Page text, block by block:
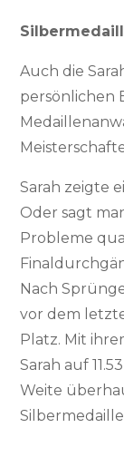
Auch die
persönlichen
Sarah zeigte
Oder sagt
Probleme
Nach
vor dem
Platz. Mit
Sarah auf
Weite